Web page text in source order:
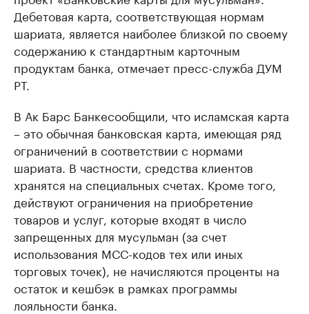
Дебетовая карта, соответствующая нормам
шариата, является наиболее близкой по своему
содержанию к стандартным карточным
продуктам банка, отмечает пресс-служба ДУМ
РТ.
В Ак Барс Банкесообщили, что исламская карта
– это обычная банковская карта, имеющая ряд
ограничений в соответствии с нормами
шариата. В частности, средства клиентов
хранятся на специальных счетах. Кроме того,
действуют ограничения на приобретение
товаров и услуг, которые входят в число
запрещенных для мусульман (за счет
использования МСС-кодов тех или иных
торговых точек), не начисляются проценты на
остаток и кешбэк в рамках программы
лояльности банка.